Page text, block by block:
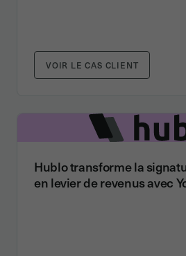
VOIR LE CAS CLIENT
Hublo transforme la
en levier de revenus avec